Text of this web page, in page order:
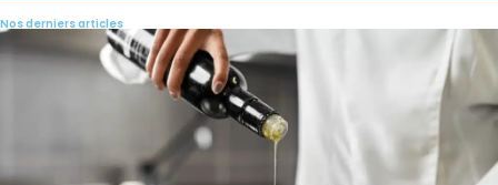
Nos derniers articles